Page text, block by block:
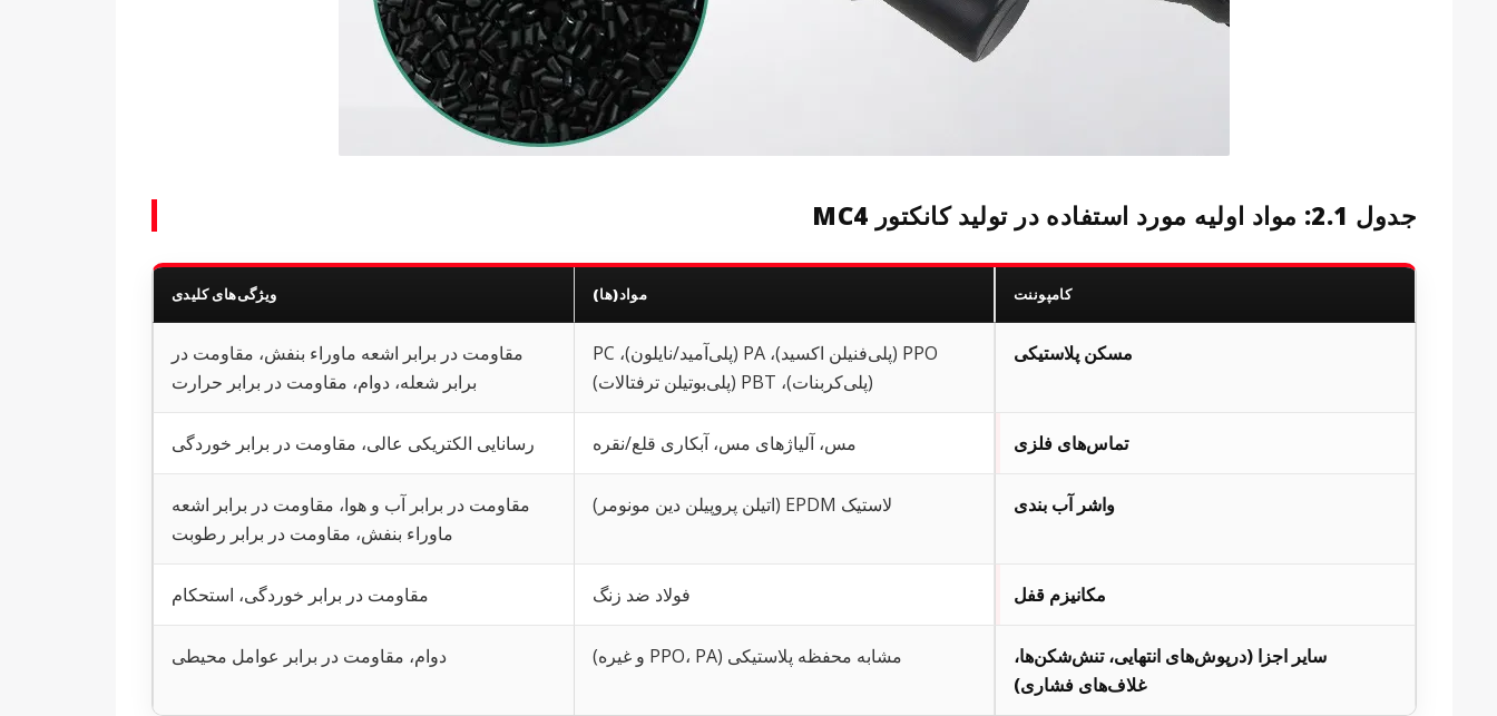
جدول 2.1: مواد اولیه مورد استفاده در تولید کانکتور MC4
کامپوننت مواد(ها) ویژگی‌های کلیدی
مسکن پلاستیکی
PPO (پلی‌فنیلن اکسید)، PA (پلی‌آمید/نایلون)، PC
(پلی‌کربنات)، PBT (پلی‌بوتیلن ترفتالات)
مقاومت در برابر اشعه ماوراء بنفش، مقاومت در
برابر شعله، دوام، مقاومت در برابر حرارت
تماس‌های فلزی مس، آلیاژهای مس، آبکاری قلع/نقره رسانایی الکتریکی عالی، مقاومت در برابر خوردگی
واشر آب بندی لاستیک EPDM (اتیلن پروپیلن دین مونومر)
مقاومت در برابر آب و هوا، مقاومت در برابر اشعه
ماوراء بنفش، مقاومت در برابر رطوبت
مکانیزم قفل فولاد ضد زنگ مقاومت در برابر خوردگی، استحکام
سایر اجزا (درپوش‌های انتهایی، تنش‌شکن‌ها،
غلاف‌های فشاری)
مشابه محفظه پلاستیکی (PPO، PA و غیره) دوام، مقاومت در برابر عوامل محیطی